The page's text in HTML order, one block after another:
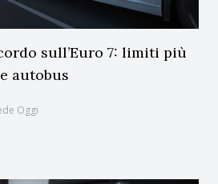
sull’Euro 7: limiti più
autobus
Oggi